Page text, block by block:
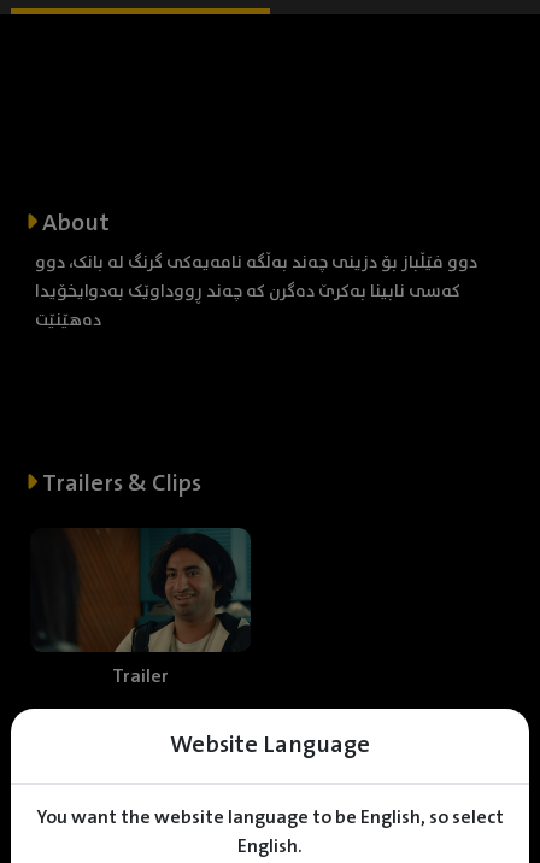
Website Language
You want the website language to be English, so select
English.
About
دوو فێڵباز بۆ دزینی چەند بەڵگە نامەیەکی گرنگ لە بانک، دوو
کەسی نابینا بەکرێ دەگرن کە چەند ڕووداوێک بەدوایخۆیدا
دەهێنێت
Trailers & Clips
Trailer